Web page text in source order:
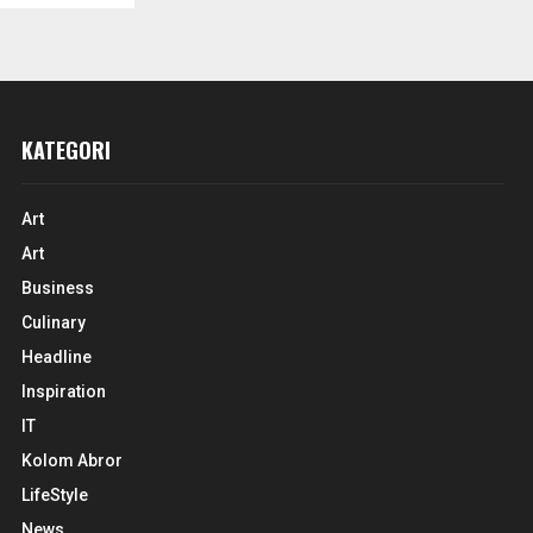
KATEGORI
Art
Art
Business
Culinary
Headline
Inspiration
IT
Kolom Abror
LifeStyle